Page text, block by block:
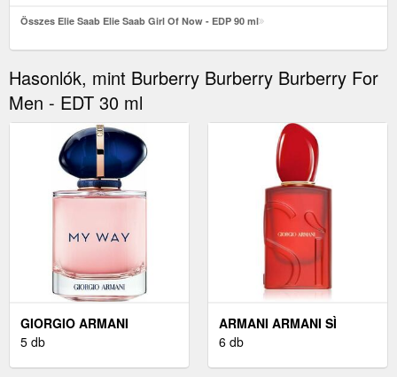
Összes Elie Saab Elie Saab Girl Of Now - EDP 90 ml
Hasonlók, mint Burberry Burberry Burberry For
Men - EDT 30 ml
GIORGIO ARMANI
GIORGIO ARMANI MY
5 db
ARMANI ARMANI SÌ
PASSIONE - EDP 50 ML
6 db